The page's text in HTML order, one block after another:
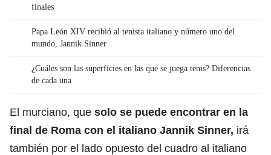
finales
Papa León XIV recibió al tenista italiano y número uno del
mundo, Jannik Sinner
¿Cuáles son las superficies en las que se juega tenis? Diferencias
de cada una
El murciano, que solo se puede encontrar en la
final de Roma con el italiano Jannik Sinner, irá
también por el lado opuesto del cuadro al italiano